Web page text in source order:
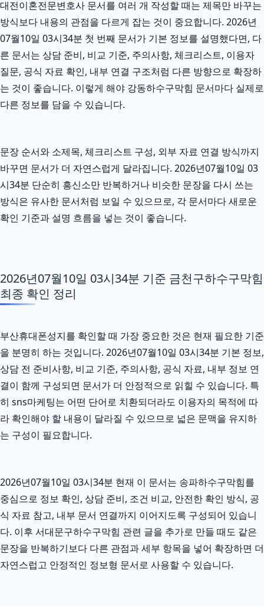
대전이혼전문변호사 문서를 여러 개 작성할 때는 제목만 바꾸는
방식보다 내용의 관점을 다르게 잡는 것이 중요합니다. 2026년
07월10일 03시34분 첫 번째 문서가 기본 정보를 설명했다면, 다
른 문서는 상담 준비, 비교 기준, 주의사항, 체크리스트, 이용자
질문, 공식 자료 확인, 내부 연결 구조처럼 다른 방향으로 확장하
는 것이 좋습니다. 이렇게 해야 강동하수구막힘 문서마다 실제로
다른 정보를 담을 수 있습니다.
문장 순서와 소제목, 체크리스트 구성, 외부 자료 연결 방식까지
바꾸면 문서가 더 자연스럽게 달라집니다. 2026년07월10일 03
시34분 단순히 흥신소만 반복하거나 비슷한 문장을 다시 쓰는
방식은 유사한 문서처럼 보일 수 있으므로, 각 문서마다 새로운
확인 기준과 설명 흐름을 넣는 것이 좋습니다.
2026년07월10일 03시34분 기준 금천구하수구막힘
최종 확인 정리
부산휴대폰성지를 확인할 때 가장 중요한 것은 현재 필요한 기준
을 분명히 하는 것입니다. 2026년07월10일 03시34분 기본 정보,
상담 전 준비사항, 비교 기준, 주의사항, 공식 자료, 내부 정보 연
결이 함께 구성되면 문서가 더 안정적으로 읽힐 수 있습니다. 특
히 sns마케팅는 어떤 단어로 치환되더라도 이용자의 목적에 따
라 확인해야 할 내용이 달라질 수 있으므로 넓은 문맥을 유지하
는 구성이 필요합니다.
2026년07월10일 03시34분 현재 이 문서는 송파하수구막힘를
중심으로 정보 확인, 상담 준비, 조건 비교, 안전한 확인 방식, 공
식 자료 참고, 내부 문서 연결까지 이어지도록 구성되어 있습니
다. 이후 서대문구하수구막힘 관련 글을 추가로 만들 때도 같은
문장을 반복하기보다 다른 관점과 세부 항목을 넣어 확장하면 더
자연스럽고 안정적인 정보형 문서로 사용할 수 있습니다.